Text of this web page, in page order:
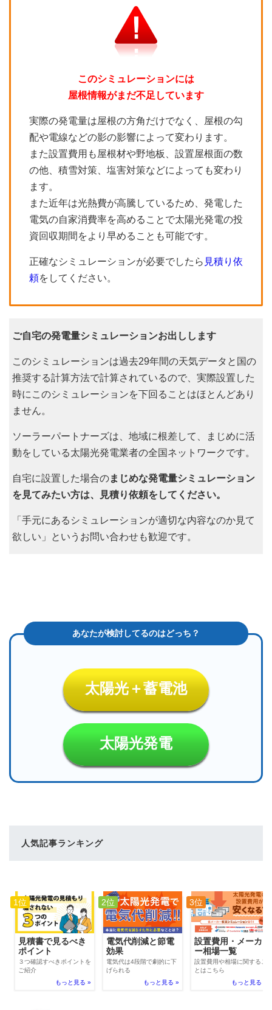
このシミュレーションには
屋根情報がまだ不足しています
実際の発電量は屋根の方角だけでなく、屋根の勾
配や電線などの影の影響によって変わります。
また設置費用も屋根材や野地板、設置屋根面の数
の他、積雪対策、塩害対策などによっても変わり
ます。
また近年は光熱費が高騰しているため、発電した
電気の自家消費率を高めることで太陽光発電の投
資回収期間をより早めることも可能です。
正確なシミュレーションが必要でしたら 見積り依
頼をしてください。
ご自宅の発電量シミュレーションお出しします
このシミュレーションは過去29年間の天気データと国の
推奨する計算方法で計算されているので、実際設置した
時にこのシミュレーションを下回ることはほとんどあり
ません。
ソーラーパートナーズは、地域に根差して、まじめに活
動をしている太陽光発電業者の全国ネットワークです。
自宅に設置した場合のまじめな発電量シミュレーション
を見てみたい方は、見積り依頼をしてください。
「手元にあるシミュレーションが適切な内容なのか見て
欲しい」というお問い合わせも歓迎です。
太陽光＋蓄電池
太陽光発電
人気記事ランキング
1位
見積書で見るべき
ポイント
３つ確認すべきポイントを
ご紹介
もっと見る »
2位
電気代削減と節電
効果
電気代は4段階で劇的に下
げられる
もっと見る »
3位
設置費用・メーカ
ー相場一覧
設置費用や相場に関するこ
とはこちら
もっと見る »